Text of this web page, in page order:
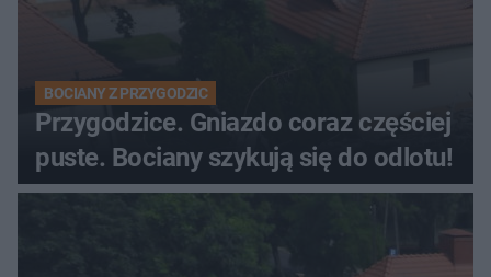
BOCIANY Z PRZYGODZIC
Przygodzice. Gniazdo coraz częściej
puste. Bociany szykują się do odlotu!